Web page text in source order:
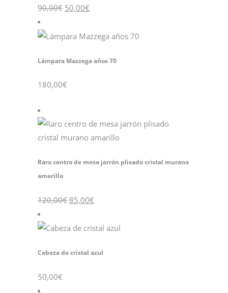
90,00€ 50,00€
Lámpara Mazzega años 70
180,00€
Raro centro de mesa jarrón plisado cristal murano
amarillo
120,00€ 85,00€
Cabeza de cristal azul
50,00€